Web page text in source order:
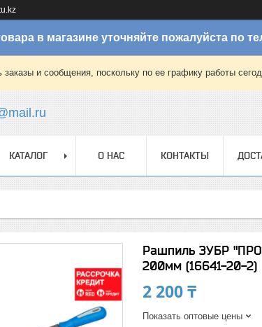
в магазине уточняйте пожалуйста по
и сообщения, поскольку по ее графику работы
КАТАЛОГ О НАС КОНТАКТЫ
Рашпиль ЗУБР
200мм (16641-20-2)
2 200 ₸
Показать оптовые цены